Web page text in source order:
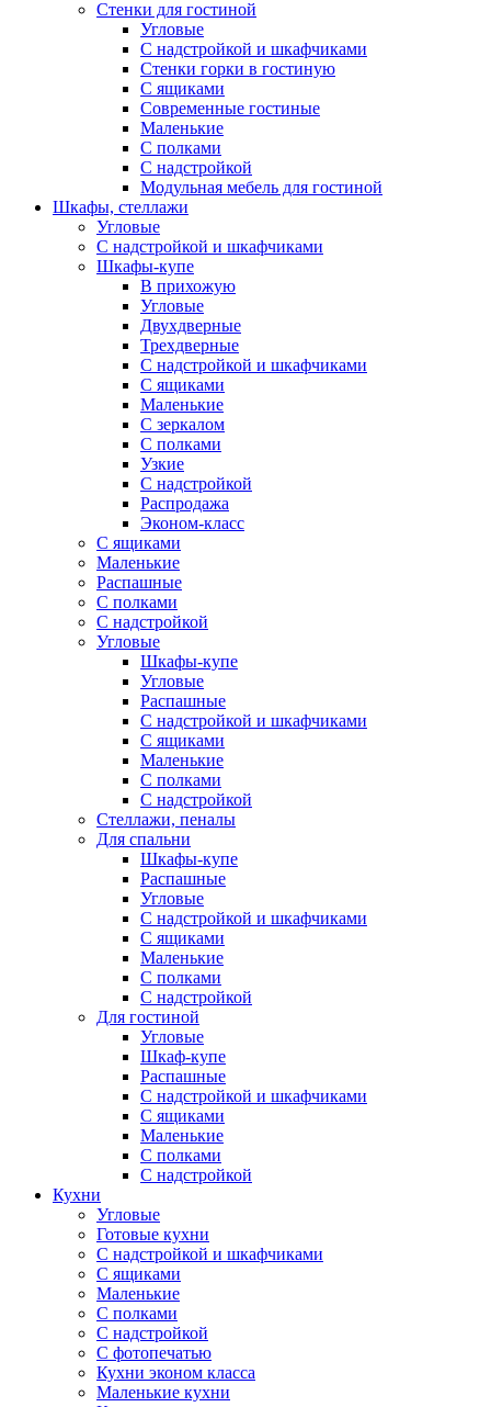
Стенки для гостиной
Угловые
С надстройкой и шкафчиками
Стенки горки в гостиную
С ящиками
Современные гостиные
Маленькие
С полками
С надстройкой
Модульная мебель для гостиной
Шкафы, стеллажи
Угловые
С надстройкой и шкафчиками
Шкафы-купе
В прихожую
Угловые
Двухдверные
Трехдверные
С надстройкой и шкафчиками
С ящиками
Маленькие
С зеркалом
С полками
Узкие
С надстройкой
Распродажа
Эконом-класс
С ящиками
Маленькие
Распашные
С полками
С надстройкой
Угловые
Шкафы-купе
Угловые
Распашные
С надстройкой и шкафчиками
С ящиками
Маленькие
С полками
С надстройкой
Стеллажи, пеналы
Для спальни
Шкафы-купе
Распашные
Угловые
С надстройкой и шкафчиками
С ящиками
Маленькие
С полками
С надстройкой
Для гостиной
Угловые
Шкаф-купе
Распашные
С надстройкой и шкафчиками
С ящиками
Маленькие
С полками
С надстройкой
Кухни
Угловые
Готовые кухни
С надстройкой и шкафчиками
С ящиками
Маленькие
С полками
С надстройкой
С фотопечатью
Кухни эконом класса
Маленькие кухни